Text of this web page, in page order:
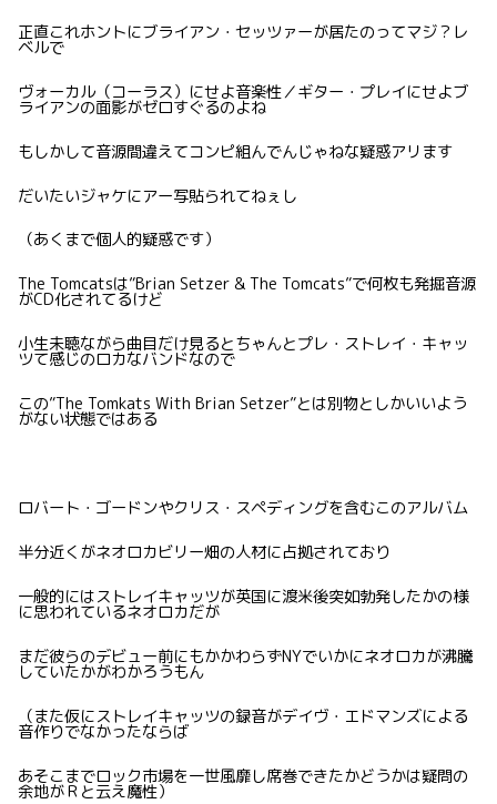
正直これホントにブライアン・セッツァーが居たのってマジ？レ
ベルで
ヴォーカル（コーラス）にせよ音楽性／ギター・プレイにせよブ
ライアンの面影がゼロすぐるのよね
もしかして音源間違えてコンピ組んでんじゃねな疑惑アリます
だいたいジャケにアー写貼られてねぇし
（あくまで個人的疑惑です）
The Tomcatsは”Brian Setzer & The Tomcats”で何枚も発掘音源
がCD化されてるけど
小生未聴ながら曲目だけ見るとちゃんとプレ・ストレイ・キャッ
ツて感じのロカなバンドなので
この”The Tomkats With Brian Setzer”とは別物としかいいよう
がない状態ではある
ロバート・ゴードンやクリス・スペディングを含むこのアルバム
半分近くがネオロカビリー畑の人材に占拠されており
一般的にはストレイキャッツが英国に渡米後突如勃発したかの様
に思われているネオロカだが
まだ彼らのデビュー前にもかかわらずNYでいかにネオロカが沸騰
していたかがわかろうもん
（また仮にストレイキャッツの録音がデイヴ・エドマンズによる
音作りでなかったならば
あそこまでロック市場を一世風靡し席巻できたかどうかは疑問の
余地がＲと云え魔性）